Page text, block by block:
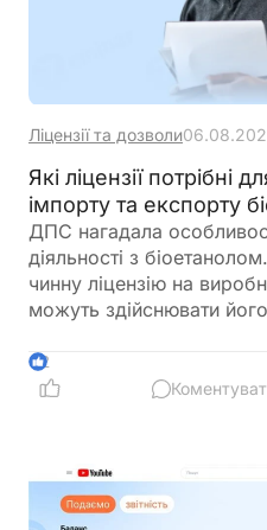
Ліцензії та дозволи
Які ліцензії потрібні
імпорту та експорту
ДПС нагадала
діяльності з
чинну ліцензію на
можуть здійснювати
імпорту, експорту та
біоетанолом закон
2